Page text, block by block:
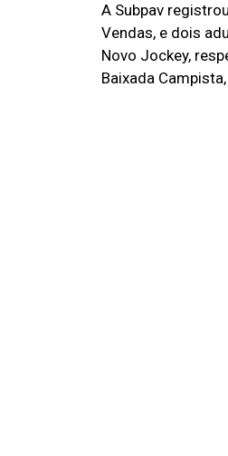
A Subpav
Vendas, e dois
Novo Jockey,
Baixada